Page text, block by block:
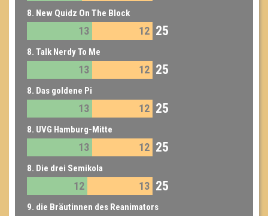
8. New Quidz On The Block
13 12 25
8. Talk Nerdy To Me
13 12 25
8. Das goldene Pi
13 12 25
8. UVG Hamburg-Mitte
13 12 25
8. Die drei Semikola
12 13 25
9. die Bräutinnen des Reanimators